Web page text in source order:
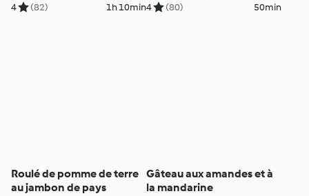
4 (82) 1h 10min4 (80) 50min
Roulé de pomme de terre
au jambon de pays
Gâteau aux amandes et à
la mandarine